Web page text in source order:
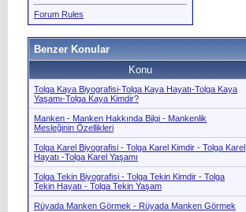
Forum Rules
Benzer Konular
Konu
Tolga Kaya Biyografisi-Tolga Kaya Hayatı-Tolga Kaya
Yaşamı-Tolga Kaya Kimdir?
Manken - Manken Hakkında Bilgi - Mankenlik
Mesleğinin Özellikleri
Tolga Karel Biyografisi - Tolga Karel Kimdir - Tolga Karel
Hayatı -Tolga Karel Yaşamı
Tolga Tekin Biyografisi - Tolga Tekin Kimdir - Tolga
Tekin Hayatı - Tolga Tekin Yaşam
Rüyada Manken Görmek - Rüyada Manken Görmek